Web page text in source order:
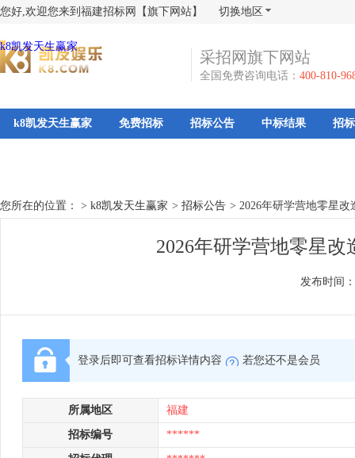
您好,欢迎您来到福建招标网【旗下网站】 切换地区
k8凯发天生赢家
采招网旗下网站
全国免费咨询电话： 400-810-
k8凯发天生赢家 免费招标 招标公告 中标结果 招
您所在的位置： > k8凯发天生赢家 > 招标公告 > 2026年研学营地零星
2026年研学营地零星
发布时间：
登录后即可查看招标详情内容 若您还不是会员
所属地区 福建
招标编号 ******